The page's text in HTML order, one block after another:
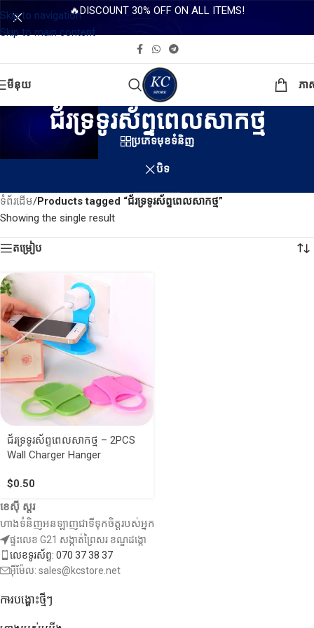
Skip to navigation
Skip to main content
🔥DISCOUNT 30% OFF ON ALL ITEMS!
មីនុយ ភា
ជ័រទ្រទូរស័ព្ទពេលសាកថ្ម
ប្រភេទមុខទំនិញ
បិទ
ទំព័រដើម/Products tagged “ជ័រទ្រទូរស័ព្ទពេលសាកថ្ម”
Showing the single result
តម្រៀប
ជ័រទ្រទូរស័ព្ទពេលសាកថ្ម – 2PCS
Wall Charger Hanger
$0.50
ខេស៊ី ស្តរ
ហាងទំនិញអនឡាញជាទីទុកចិត្តរបស់អ្នក
ផ្ទះលេខ G21 សង្កាត់ព្រៃសរ ខណ្ឌដង្កោ
លេខទូរស័ព្ទ: 070 37 38 37
អ៊ីម៉ែល: sales@kcstore.net
ការបង្ហោះថ្មីៗ